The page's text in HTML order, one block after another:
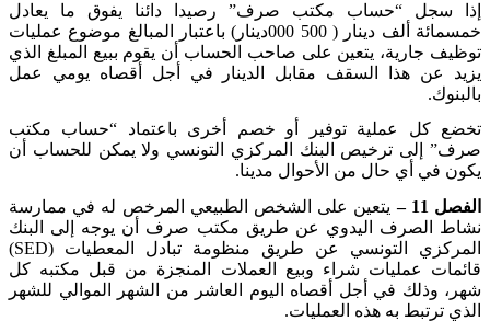
إذا سجل “حساب مكتب صرف” رصيدا دائنا يفوق ما يعادل
خمسمائة ألف دينار ( 500 000دينار) باعتبار المبالغ موضوع عمليات
توظيف جارية، يتعين على صاحب الحساب أن يقوم ببيع المبلغ الذي
يزيد عن هذا السقف مقابل الدينار في أجل أقصاه يومي عمل
بالبنوك.
تخضع كل عملية توفير أو خصم أخرى باعتماد “حساب مكتب
صرف” إلى ترخيص البنك المركزي التونسي ولا يمكن للحساب أن
يكون في أي حال من الأحوال مدينا.
الفصل 11 –
يتعين على الشخص الطبيعي المرخص له في ممارسة
نشاط الصرف اليدوي عن طريق مكتب صرف أن يوجه إلى البنك
المركزي التونسي عن طريق منظومة تبادل المعطيات (SED)
قائمات عمليات شراء وبيع العملات المنجزة من قبل مكتبه كل
شهر، وذلك في أجل أقصاه اليوم العاشر من الشهر الموالي للشهر
الذي ترتبط به هذه العمليات.